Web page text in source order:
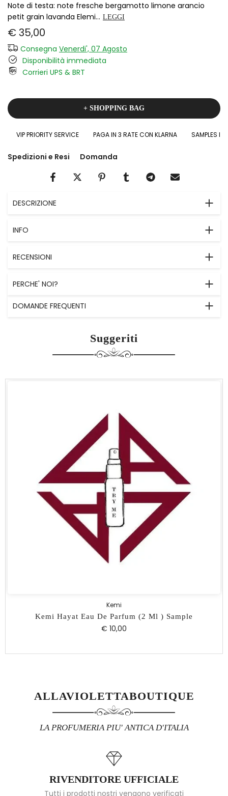
Note di testa: note fresche bergamotto limone arancio
petit grain lavanda Elemi... LEGGI
€ 35,00
Consegna Venerdi', 07 Agosto
Disponibilità immediata
Corrieri UPS & BRT
+ SHOPPING BAG
VIP PRIORITY SERVICE PAGA IN 3 RATE CON KLARNA SAMPLES IN
Spedizioni e Resi Domanda
DESCRIZIONE
INFO
RECENSIONI
PERCHE' NOI?
DOMANDE FREQUENTI
Suggeriti
Kemi
Kemi Hayat Eau De Parfum (2 Ml ) Sample
€ 10,00
ALLAVIOLETTABOUTIQUE
LA PROFUMERIA PIU' ANTICA D'ITALIA
RIVENDITORE UFFICIALE
Tutti i prodotti nostri vengono verificati